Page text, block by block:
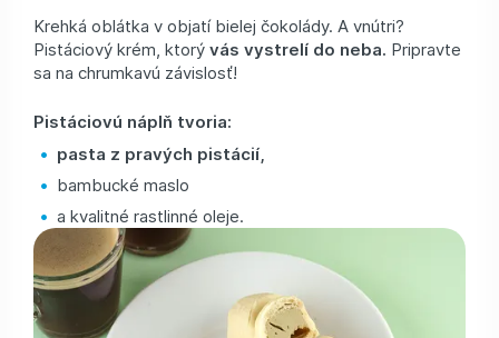
Krehká oblátka v objatí bielej čokolády. A vnútri?
Pistáciový krém, ktorý vás vystrelí do neba. Pripravte
sa na chrumkavú závislosť!
Pistáciovú náplň tvoria:
pasta z pravých pistácií,
bambucké maslo
a kvalitné rastlinné oleje.